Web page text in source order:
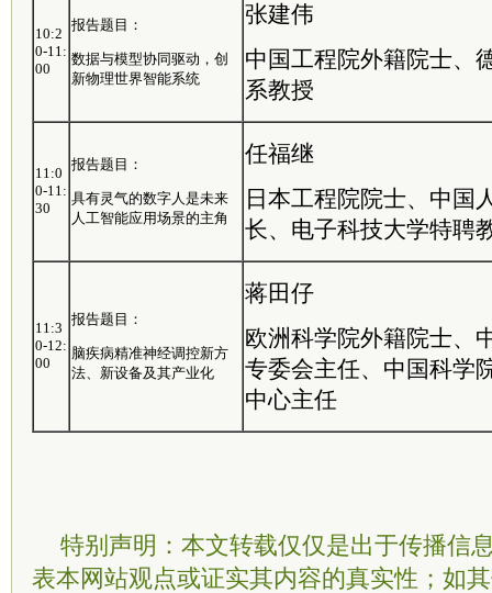
10:2
0-11:
00
报告题目：
数据与模型协同驱动，创
新物理世界智能系统
张建伟
中国工程院外籍院士、
系教授
11:0
0-11:
30
报告题目：
具有灵气的数字人是未来
人工智能应用场景的主角
任福继
日本工程院院士、中国
长、电子科技大学特聘
11:3
0-12:
00
报告题目：
脑疾病精准神经调控新方
法、新设备及其产业化
蒋田仔
欧洲科学院外籍院士、
专委会主任、中国科学
中心主任
特别声明：本文转载仅仅是出于传播信
表本网站观点或证实其内容的真实性；如